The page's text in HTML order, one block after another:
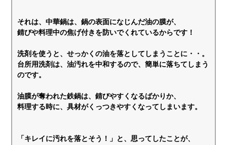
それは、中華鍋は、鍋の表面になじんだ油の膜が、
錆びや料理中の焦げ付きを防いでくれているからです！
洗剤を使うと、せっかくの油を落としてしまうことに・・。
台所用洗剤は、油汚れを中和するので、簡単に落ちてしまう
のです。
油膜が奪われた鉄鍋は、錆びやすくなるばかりか、
料理する時に、具材がくっつきやすくなってしまいます。
「キレイに汚れを落とそう！」と、思ってしたことが、